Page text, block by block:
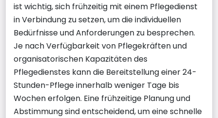
ist wichtig, sich frühzeitig mit einem Pflegedienst
in Verbindung zu setzen, um die individuellen
Bedürfnisse und Anforderungen zu besprechen.
Je nach Verfügbarkeit von Pflegekräften und
organisatorischen Kapazitäten des
Pflegedienstes kann die Bereitstellung einer 24-
Stunden-Pflege innerhalb weniger Tage bis
Wochen erfolgen. Eine frühzeitige Planung und
Abstimmung sind entscheidend, um eine schnelle